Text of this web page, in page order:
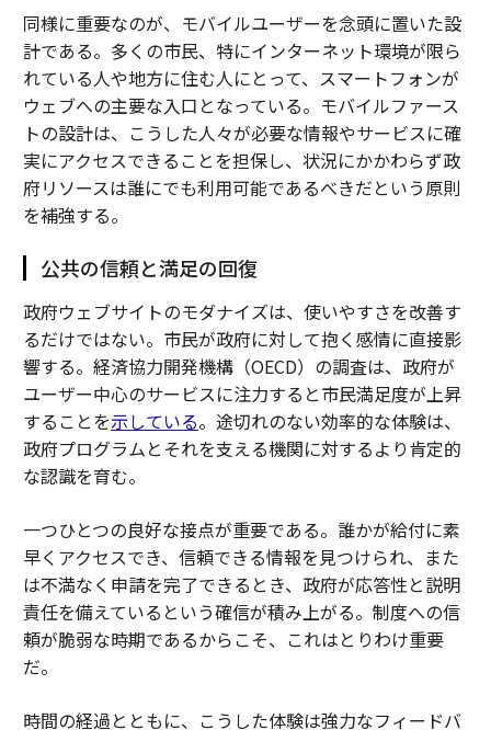
同様に重要なのが、モバイルユーザーを念頭に置いた設
計である。多くの市民、特にインターネット環境が限ら
れている人や地方に住む人にとって、スマートフォンが
ウェブへの主要な入口となっている。モバイルファース
トの設計は、こうした人々が必要な情報やサービスに確
実にアクセスできることを担保し、状況にかかわらず政
府リソースは誰にでも利用可能であるべきだという原則
を補強する。
公共の信頼と満足の回復
政府ウェブサイトのモダナイズは、使いやすさを改善す
るだけではない。市民が政府に対して抱く感情に直接影
響する。経済協力開発機構（OECD）の調査は、政府が
ユーザー中心のサービスに注力すると市民満足度が上昇
することを示している。途切れのない効率的な体験は、
政府プログラムとそれを支える機関に対するより肯定的
な認識を育む。
一つひとつの良好な接点が重要である。誰かが給付に素
早くアクセスでき、信頼できる情報を見つけられ、また
は不満なく申請を完了できるとき、政府が応答性と説明
責任を備えているという確信が積み上がる。制度への信
頼が脆弱な時期であるからこそ、これはとりわけ重要
だ。
時間の経過とともに、こうした体験は強力なフィードバ